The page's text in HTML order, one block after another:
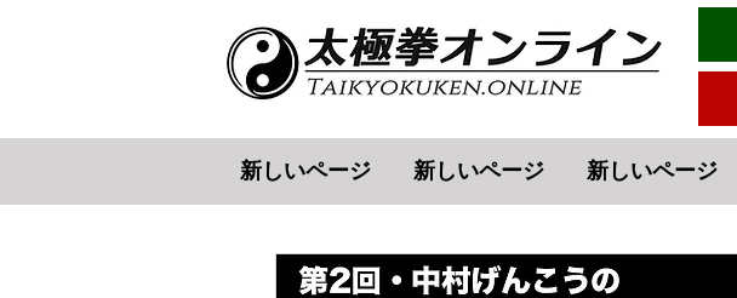
新しいページ 新しいページ 新しいページ